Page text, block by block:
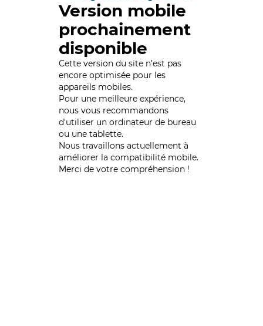
Version mobile
prochainement
disponible
Cette version du site n’est pas
encore optimisée pour les
appareils mobiles.
Pour une meilleure expérience,
nous vous recommandons
d'utiliser un ordinateur de bureau
ou une tablette.
Nous travaillons actuellement à
améliorer la compatibilité mobile.
Merci de votre compréhension !